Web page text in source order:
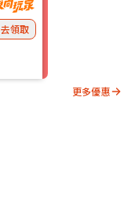
去領取
更多優惠